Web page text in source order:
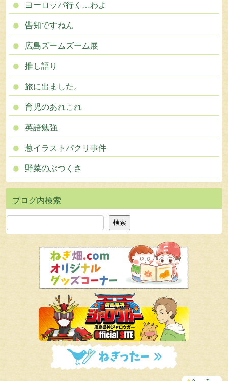
ヨーロッパ行く…わよ
告知ですねん
広島ズームズーム展
推し語り
旅に出ました。
育児のあれこれ
英語勉強
葱イラストパクリ事件
野菜のぶつくさ
検索 検索